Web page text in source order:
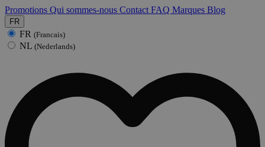
Promotions Qui sommes-nous Contact FAQ Marques Blog
FR
FR (Francais)
NL (Nederlands)